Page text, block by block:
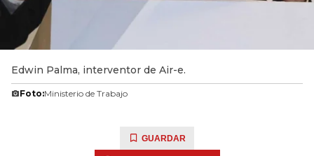
Edwin Palma, interventor de Air-e.
Foto:Ministerio de Trabajo
GUARDAR